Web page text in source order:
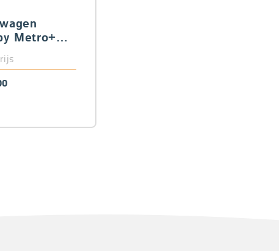
Metro+